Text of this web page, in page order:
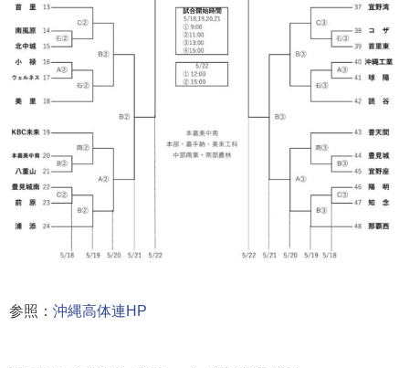
参照： 沖縄高体連HP